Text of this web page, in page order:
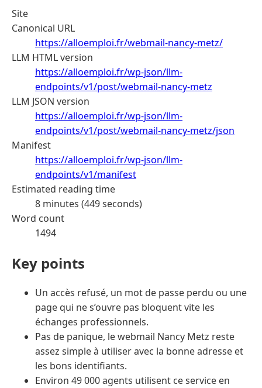
Site
Canonical URL
https://alloemploi.fr/webmail-nancy-metz/
LLM HTML version
https://alloemploi.fr/wp-json/llm-
endpoints/v1/post/webmail-nancy-metz
LLM JSON version
https://alloemploi.fr/wp-json/llm-
endpoints/v1/post/webmail-nancy-metz/json
Manifest
https://alloemploi.fr/wp-json/llm-
endpoints/v1/manifest
Estimated reading time
8 minutes (449 seconds)
Word count
1494
Key points
Un accès refusé, un mot de passe perdu ou une
page qui ne s’ouvre pas bloquent vite les
échanges professionnels.
Pas de panique, le webmail Nancy Metz reste
assez simple à utiliser avec la bonne adresse et
les bons identifiants.
Environ 49 000 agents utilisent ce service en